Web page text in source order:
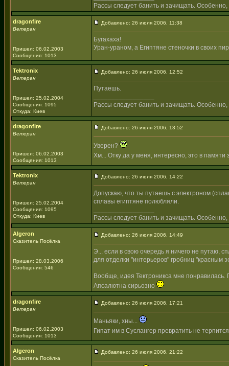
Рассы следует банить и зачищать.
dragonfire
Ветеран
Пришел: 06.02.2003
Сообщения: 1013
Добавлено: 26 июля 2006, 11:38
Бугахаха!
Уран-ураном, а Египтяне стеночки в своих
Tektronix
Ветеран
Пришел: 25.02.2004
Сообщения: 1095
Откуда: Киев
Добавлено: 26 июля 2006, 12:52
Путаешь.
Рассы следует банить и зачищать.
dragonfire
Ветеран
Пришел: 06.02.2003
Сообщения: 1013
Добавлено: 26 июля 2006, 13:52
Уверен?
Хм... Отку да у меня, интересно, это в памяти
Tektronix
Ветеран
Пришел: 25.02.2004
Сообщения: 1095
Откуда: Киев
Добавлено: 26 июля 2006, 14:22
Допускаю, что ты путаешь с электроном
сплавы египтяне полюбляли.
Рассы следует банить и зачищать.
Algeron
Сказитель Посёлка
Пришел: 28.03.2006
Сообщения: 546
Добавлено: 26 июля 2006, 14:49
Э... если в свою очередь я ничего не путаю,
для отделки "интерьеров" гробниц "красным
Вообще, идея Тектроникса мне
Апсалютна сирьозно
dragonfire
Ветеран
Пришел: 06.02.2003
Сообщения: 1013
Добавлено: 26 июля 2006, 17:21
Маньяки, хны...
Гипат им в Суслангер превратить не
Algeron
Сказитель Посёлка
Добавлено: 26 июля 2006, 21:22